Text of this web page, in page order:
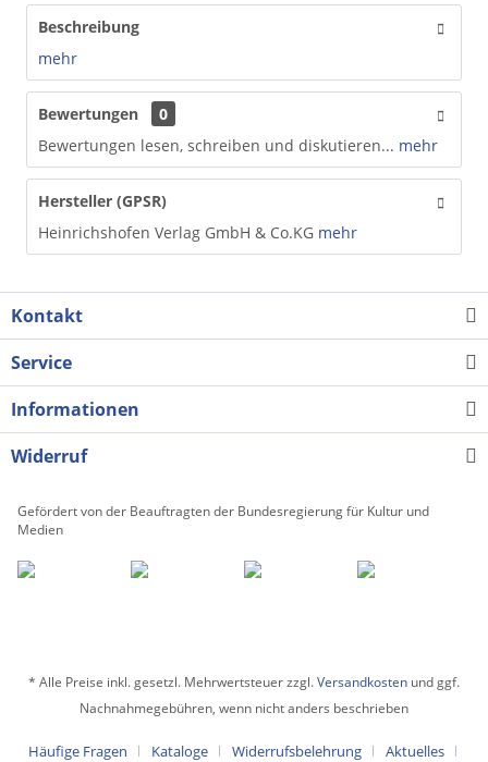
Beschreibung
mehr
Bewertungen
0
Bewertungen lesen, schreiben und diskutieren... mehr
Hersteller (GPSR)
Heinrichshofen Verlag GmbH & Co.KG mehr
Kontakt
Service
Informationen
Widerruf
Gefördert von der Beauftragten der Bundesregierung für Kultur und
Medien
* Alle Preise inkl. gesetzl. Mehrwertsteuer zzgl.Versandkosten und ggf.
Nachnahmegebühren, wenn nicht anders beschrieben
Häufige Fragen Kataloge Widerrufsbelehrung Aktuelles